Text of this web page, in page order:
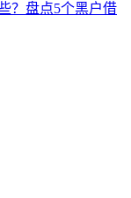
？盘点5个黑户借